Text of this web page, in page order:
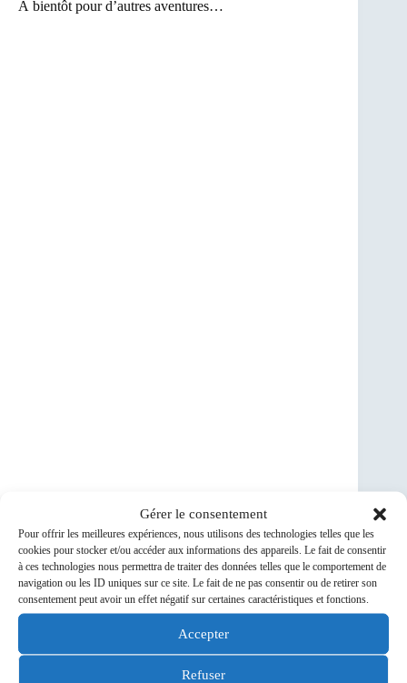
Gérer le consentement
Pour offrir les meilleures expériences, nous utilisons des technologies telles que les
cookies pour stocker et/ou accéder aux informations des appareils. Le fait de consentir
à ces technologies nous permettra de traiter des données telles que le comportement de
navigation ou les ID uniques sur ce site. Le fait de ne pas consentir ou de retirer son
consentement peut avoir un effet négatif sur certaines caractéristiques et fonctions.
Accepter
Refuser
À bientôt pour d’autres aventures…
le logiciel au service des cyclistes–licence à vie 30 €